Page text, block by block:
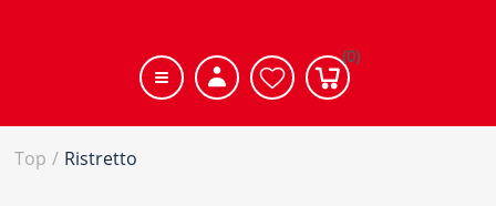
(0)
Top / Ristretto